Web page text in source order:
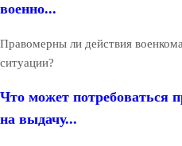
военно...
Правомерны ли действия
ситуации?
Что может потребоваться
на выдачу...